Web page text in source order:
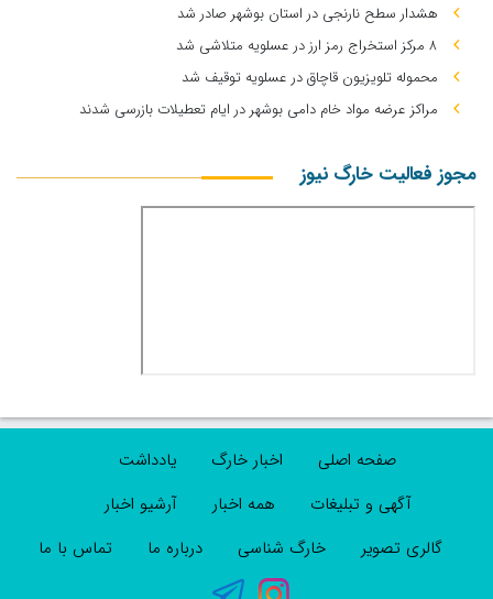
هشدار سطح نارنجی در استان بوشهر صادر شد
۸ مرکز استخراج رمز ارز در عسلویه متلاشی شد
محموله تلویزیون قاچاق در عسلویه توقیف شد
مراکز عرضه مواد خام دامی بوشهر در ایام تعطیلات بازرسی شدند
مجوز فعالیت خارگ نیوز
صفحه اصلی اخبار خارگ
یادداشت
آگهی و تبلیغات
همه اخبار
آرشیو اخبار
گالری تصویر
خارگ شناسی درباره ما تماس با ما